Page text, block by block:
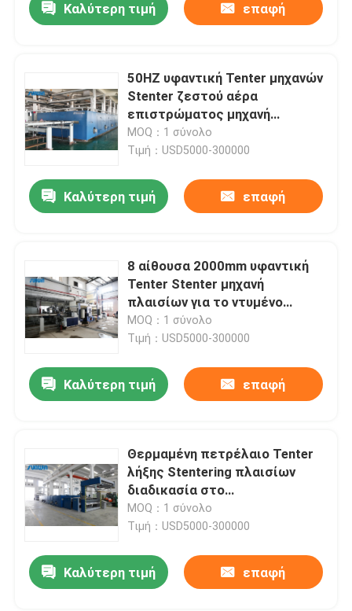
Καλύτερη τιμή επαφή
50HZ υφαντική Tenter μηχανών
Stenter ζεστού αέρα
επιστρώματος μηχανή
επιστρώματος υφάσματος
πλαισίων
MOQ：1 σύνολο
Τιμή：USD5000-300000
Καλύτερη τιμή επαφή
8 αίθουσα 2000mm υφαντική
Tenter Stenter μηχανή
πλαισίων για το ντυμένο
ύφασμα
MOQ：1 σύνολο
Τιμή：USD5000-300000
Καλύτερη τιμή επαφή
Θερμαμένη πετρέλαιο Tenter
λήξης Stentering πλαισίων
διαδικασία στο
κλωστοϋφαντουργικό προϊόν 5
- 100m/Min
MOQ：1 σύνολο
Τιμή：USD5000-300000
Καλύτερη τιμή επαφή